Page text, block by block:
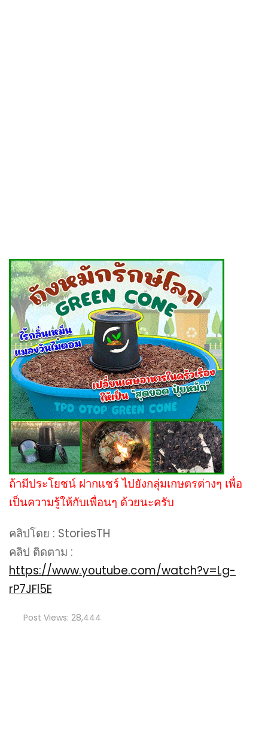
ถ้ามีประโยชน์ ฝากแชร์ ไปยังกลุ่มเกษตรต่างๆ เพื่อ
เป็นความรู้ให้กับเพื่อนๆ ด้วยนะครับ
คลิปโดย : StoriesTH
คลิป ติดตาม :
https://www.youtube.com/watch?v=Lg-
rP7JFl5E
Post Views: 28,444